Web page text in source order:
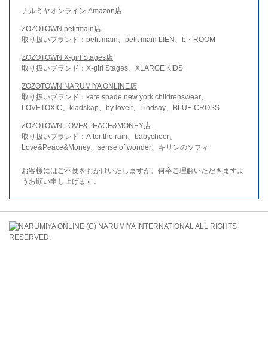
ナルミヤオンライン Amazon店
ZOZOTOWN petitmain店
取り扱いブランド：petit main、petit main LIEN、b・ROOM
ZOZOTOWN X-girl Stages店
取り扱いブランド：X-girl Stages、XLARGE KIDS
ZOZOTOWN NARUMIYA ONLINE店
取り扱いブランド：kate spade new york childrenswear、
LOVETOXIC、kladskap、by loveit、Lindsay、BLUE CROSS
ZOZOTOWN LOVE&PEACE&MONEY店
取り扱いブランド：After the rain、babycheer、
Love&Peace&Money、sense of wonder、キリンのソフィ
お客様にはご不便をおかけいたしますが、何卒ご理解いただきますよ
うお願い申し上げます。